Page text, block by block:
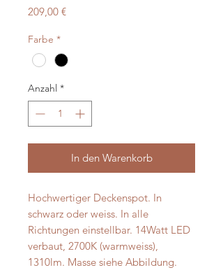
209,00 €Preis
Farbe *
Anzahl *
In den Warenkorb
Hochwertiger Deckenspot. In
schwarz oder weiss. In alle
Richtungen einstellbar. 14Watt LED
verbaut, 2700K (warmweiss),
1310lm. Masse siehe Abbildung.